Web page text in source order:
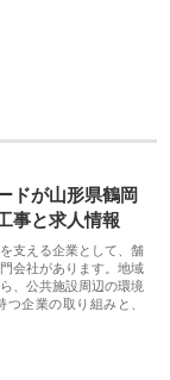
ドが山形県鶴岡
事と求人情報
支える企業として、舗
会社があります。地域
、公共施設周辺の環境
企業の取り組みと、